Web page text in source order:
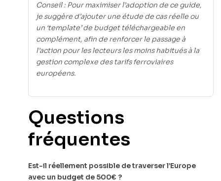
Conseil : Pour maximiser l’adoption de ce guide,
je suggère d’ajouter une étude de cas réelle ou
un ‘template’ de budget téléchargeable en
complément, afin de renforcer le passage à
l’action pour les lecteurs les moins habitués à la
gestion complexe des tarifs ferroviaires
européens.
Questions
fréquentes
Est-il réellement possible de traverser l’Europe
avec un budget de 500€ ?